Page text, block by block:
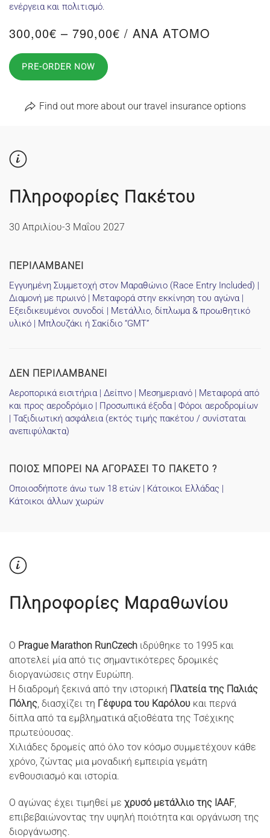
ενέργεια και πολιτισμό.
300,00€ – 790,00€ Price
/ ΑΝΑ ΑΤΟΜΟ
PRE-ORDER NOW
Find out more about our travel insurance options
Πληροφορίες Πακέτου
30 Απριλίου-3 Μαΐου 2027
ΠΕΡΙΛΑΜΒΑΝΕΙ
Εγγυημένη Συμμετοχή στον Μαραθώνιο (Race Entry Included) |
Διαμονή με πρωινό | Μεταφορά στην εκκίνηση του αγώνα |
Εξειδικευμένοι συνοδοί | Μετάλλιο, δίπλωμα & προωθητικό
υλικό | Μπλουζάκι ή Σακίδιο “GMT”
ΔΕΝ ΠΕΡΙΛΑΜΒΑΝΕΙ
Αεροπορικά εισιτήρια | Δείπνο | Μεσημεριανό | Μεταφορά από
και προς αεροδρόμιο | Προσωπικά έξοδα | Φόροι αεροδρομίων
| Ταξιδιωτική ασφάλεια (εκτός τιμής πακέτου / συνίσταται
ανεπιφύλακτα)
ΠΟΙΟΣ ΜΠΟΡΕΙ ΝΑ ΑΓΟΡΑΣΕΙ ΤΟ ΠΑΚΕΤΟ ?
Οποιοσδήποτε άνω των 18 ετών | Κάτοικοι Ελλάδας |
Κάτοικοι άλλων χωρών
Πληροφορίες Μαραθωνίου
Ο Prague Marathon RunCzech ιδρύθηκε το 1995 και
αποτελεί μία από τις σημαντικότερες δρομικές
διοργανώσεις στην Ευρώπη.
Η διαδρομή ξεκινά από την ιστορική Πλατεία της Παλιάς
Πόλης , διασχίζει τη Γέφυρα του Καρόλου και περνά
δίπλα από τα εμβληματικά αξιοθέατα της Τσέχικης
πρωτεύουσας.
Χιλιάδες δρομείς από όλο τον κόσμο συμμετέχουν κάθε
χρόνο, ζώντας μια μοναδική εμπειρία γεμάτη
ενθουσιασμό και ιστορία.
Ο αγώνας έχει τιμηθεί με χρυσό μετάλλιο της IAAF,
επιβεβαιώνοντας την υψηλή ποιότητα και οργάνωση της
διοργάνωσης.